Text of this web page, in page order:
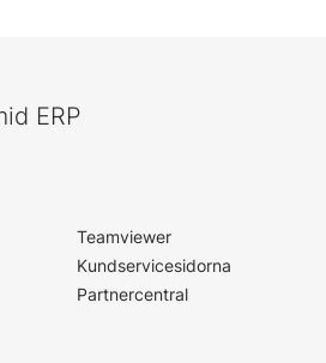
ERP
Teamviewer
Kundservicesidorna
Partnercentral